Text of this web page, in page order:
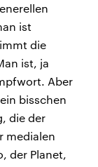
ist
die
ist, ja
Aber
bisschen
die der
medialen
der Planet,